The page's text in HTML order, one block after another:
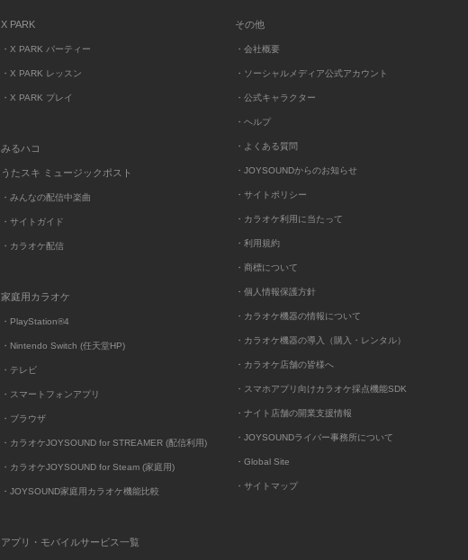
X PARK
・X PARK パーティー
・X PARK レッスン
・X PARK プレイ
みるハコ
うたスキ ミュージックポスト
・みんなの配信中楽曲
・サイトガイド
・カラオケ配信
家庭用カラオケ
・PlayStation®4
・Nintendo Switch (任天堂HP)
・テレビ
・スマートフォンアプリ
・ブラウザ
・カラオケJOYSOUND for STREAMER (配信利用)
・カラオケJOYSOUND for Steam (家庭用)
・JOYSOUND家庭用カラオケ機能比較
アプリ・モバイルサービス一覧
その他
・会社概要
・ソーシャルメディア公式アカウント
・公式キャラクター
・ヘルプ
・よくある質問
・JOYSOUNDからのお知らせ
・サイトポリシー
・カラオケ利用に当たって
・利用規約
・商標について
・個人情報保護方針
・カラオケ機器の情報について
・カラオケ機器の導入（購入・レンタル）
・カラオケ店舗の皆様へ
・スマホアプリ向けカラオケ採点機能SDK
・ナイト店舗の開業支援情報
・JOYSOUNDライバー事務所について
・Global Site
・サイトマップ